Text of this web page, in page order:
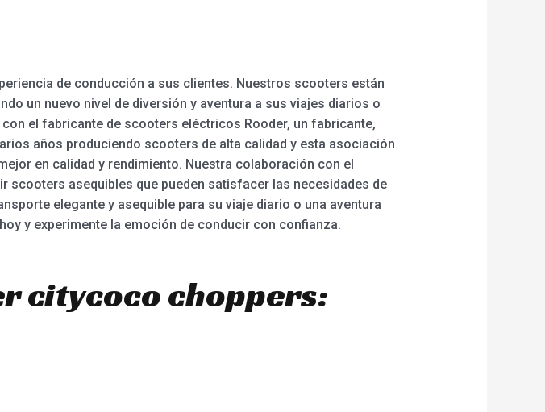
de conducción a sus clientes. Nuestros scooters están
un nuevo nivel de diversión y aventura a sus viajes diarios o
el fabricante de scooters eléctricos Rooder, un fabricante,
años produciendo scooters de alta calidad y esta asociación
en calidad y rendimiento. Nuestra colaboración con el
asequibles que pueden satisfacer las necesidades de
elegante y asequible para su viaje diario o una aventura
y experimente la emoción de conducir con confianza.
citycoco choppers: